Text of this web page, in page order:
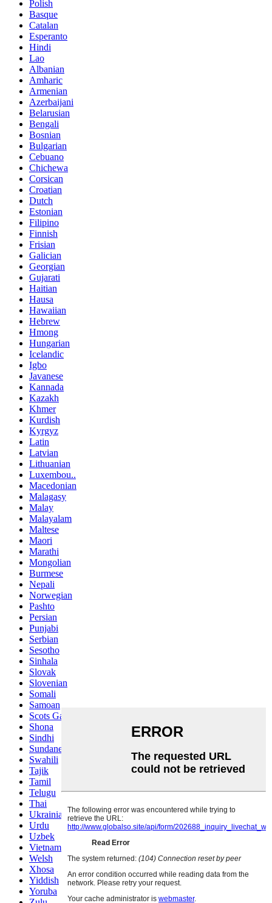
Polish
Basque
Catalan
Esperanto
Hindi
Lao
Albanian
Amharic
Armenian
Azerbaijani
Belarusian
Bengali
Bosnian
Bulgarian
Cebuano
Chichewa
Corsican
Croatian
Dutch
Estonian
Filipino
Finnish
Frisian
Galician
Georgian
Gujarati
Haitian
Hausa
Hawaiian
Hebrew
Hmong
Hungarian
Icelandic
Igbo
Javanese
Kannada
Kazakh
Khmer
Kurdish
Kyrgyz
Latin
Latvian
Lithuanian
Luxembou..
Macedonian
Malagasy
Malay
Malayalam
Maltese
Maori
Marathi
Mongolian
Burmese
Nepali
Norwegian
Pashto
Persian
Punjabi
Serbian
Sesotho
Sinhala
Slovak
Slovenian
Somali
Samoan
Scots Gaelic
Shona
Sindhi
Sundanese
Swahili
Tajik
Tamil
Telugu
Thai
Ukrainian
Urdu
Uzbek
Vietnamese
Welsh
Xhosa
Yiddish
Yoruba